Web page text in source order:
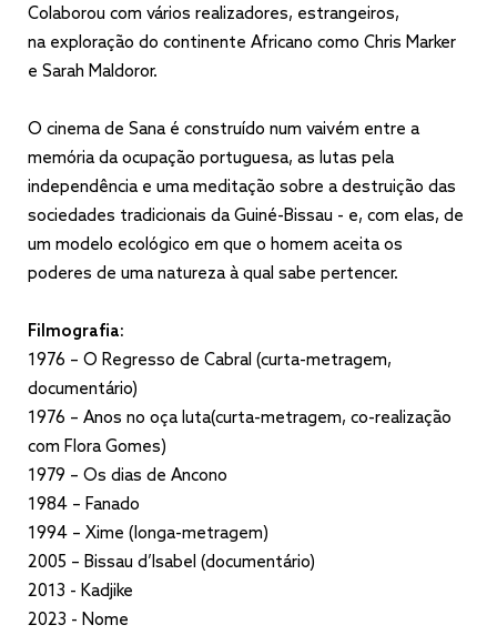
Colaborou com vários realizadores, estrangeiros,
na exploração do continente Africano como Chris Marker
e Sarah Maldoror.
O cinema de Sana é construído num vaivém entre a
memória da ocupação portuguesa, as lutas pela
independência e uma meditação sobre a destruição das
sociedades tradicionais da Guiné-Bissau - e, com elas, de
um modelo ecológico em que o homem aceita os
poderes de uma natureza à qual sabe pertencer.
Filmografia:
1976 – O Regresso de Cabral (curta-metragem,
documentário)
1976 – Anos no oça luta(curta-metragem, co-realização
com Flora Gomes)
1979 – Os dias de Ancono
1984 – Fanado
1994 – Xime (longa-metragem)
2005 – Bissau d’Isabel (documentário)
2013 - Kadjike
2023 - Nome